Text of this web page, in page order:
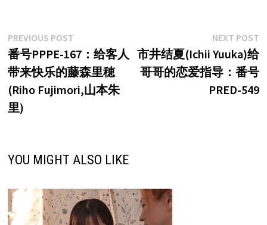
文
章
导
航
PREVIOUS POSTPrevious
post:
番号PPPE-167：给客人
带来快乐的藤森里穂
(Riho Fujimori,山本朱
里)
NEXT POST
市井结夏(Ichii Yuuka)给
哥哥的恋爱指导：番号
PRED-549
YOU MIGHT ALSO LIKE